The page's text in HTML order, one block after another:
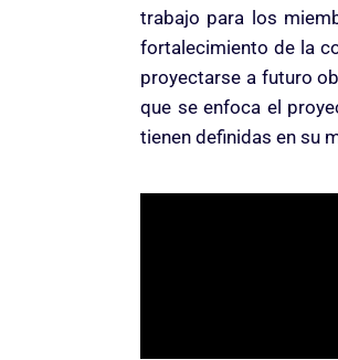
trabajo para los
fortalecimiento de la
proyectarse a futuro
que se enfoca el
tienen definidas en su